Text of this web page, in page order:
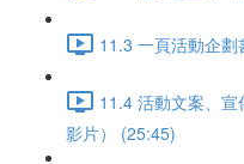
11.3 一頁活動企
11.4 活動文案、
影片） (25:45)